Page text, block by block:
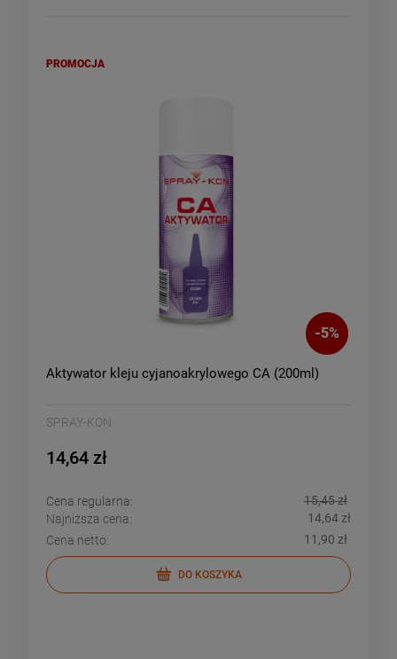
-5%
Aktywator kleju cyjanoakrylowego CA (200ml)
SPRAY-KON
14,64 zł
Cena regularna:
15,45 zł
Najniższa cena:
14,64 zł
Cena netto:
11,90 zł
DO KOSZYKA
PROMOCJA